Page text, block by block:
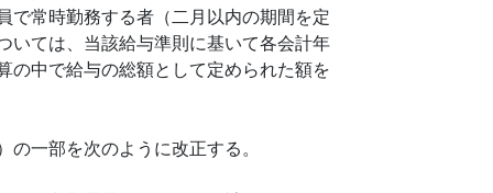
で常時勤務する者（二月以内の期間を定
いては、当該給与準則に基いて各会計年
の中で給与の総額として定められた額を
一部を次のように改正する。